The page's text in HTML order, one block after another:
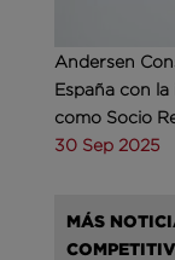
Andersen
España con
como Socio
30 Sep 2025
MÁS